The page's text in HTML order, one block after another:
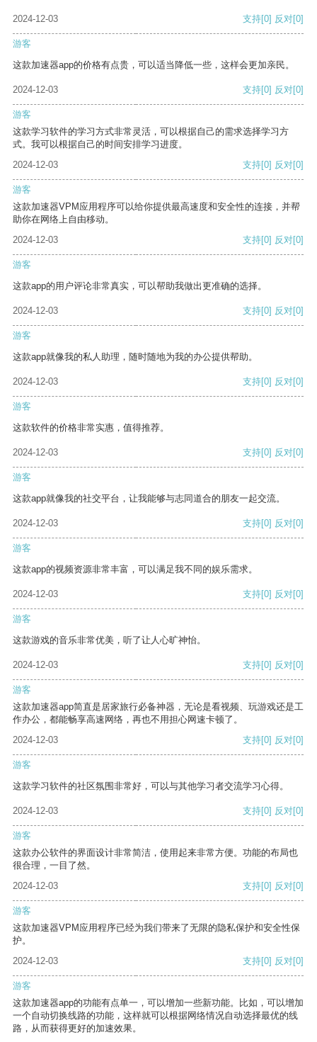
2024-12-03 支持[0] 反对[0]
游客
这款加速器app的价格有点贵，可以适当降低一些，这样会更加亲民。
2024-12-03 支持[0] 反对[0]
游客
这款学习软件的学习方式非常灵活，可以根据自己的需求选择学习方
式。我可以根据自己的时间安排学习进度。
2024-12-03
支持[0] 反对[0]
游客
这款加速器VPM应用程序可以给你提供最高速度和安全性的连接，并帮
助你在网络上自由移动。
2024-12-03
支持[0] 反对[0]
游客
这款app的用户评论非常真实，可以帮助我做出更准确的选择。
2024-12-03 支持[0] 反对[0]
游客
这款app就像我的私人助理，随时随地为我的办公提供帮助。
2024-12-03 支持[0] 反对[0]
游客
这款软件的价格非常实惠，值得推荐。
2024-12-03 支持[0] 反对[0]
游客
这款app就像我的社交平台，让我能够与志同道合的朋友一起交流。
2024-12-03 支持[0] 反对[0]
游客
这款app的视频资源非常丰富，可以满足我不同的娱乐需求。
2024-12-03 支持[0] 反对[0]
游客
这款游戏的音乐非常优美，听了让人心旷神怡。
2024-12-03 支持[0] 反对[0]
游客
这款加速器app简直是居家旅行必备神器，无论是看视频、玩游戏还是工
作办公，都能畅享高速网络，再也不用担心网速卡顿了。
2024-12-03
支持[0] 反对[0]
游客
这款学习软件的社区氛围非常好，可以与其他学习者交流学习心得。
2024-12-03 支持[0] 反对[0]
游客
这款办公软件的界面设计非常简洁，使用起来非常方便。功能的布局也
很合理，一目了然。
2024-12-03
支持[0] 反对[0]
游客
这款加速器VPM应用程序已经为我们带来了无限的隐私保护和安全性保
护。
2024-12-03
支持[0] 反对[0]
游客
这款加速器app的功能有点单一，可以增加一些新功能。比如，可以增加
一个自动切换线路的功能，这样就可以根据网络情况自动选择最优的线
路，从而获得更好的加速效果。